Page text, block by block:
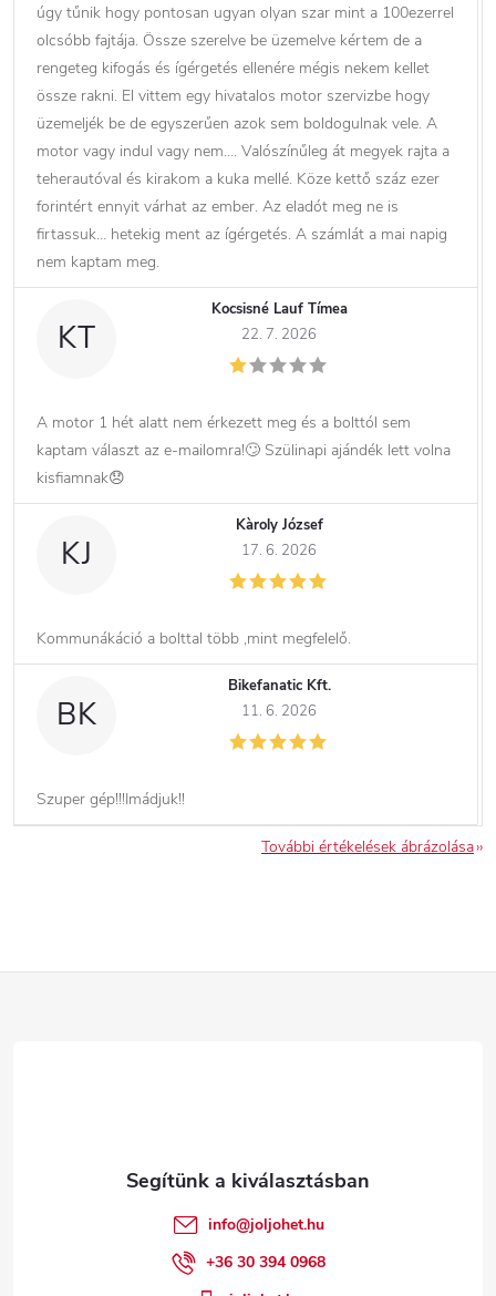
úgy tűnik hogy pontosan ugyan olyan szar mint a 100ezerrel
olcsóbb fajtája. Össze szerelve be üzemelve kértem de a
rengeteg kifogás és ígérgetés ellenére mégis nekem kellet
össze rakni. El vittem egy hivatalos motor szervizbe hogy
üzemeljék be de egyszerűen azok sem boldogulnak vele. A
motor vagy indul vagy nem…. Valószínűleg át megyek rajta a
teherautóval és kirakom a kuka mellé. Köze kettő száz ezer
forintért ennyit várhat az ember. Az eladót meg ne is
firtassuk… hetekig ment az ígérgetés. A számlát a mai napig
nem kaptam meg.
KT
Kocsisné Lauf Tímea
22. 7. 2026
A motor 1 hét alatt nem érkezett meg és a bolttól sem
kaptam választ az e-mailomra!🙄 Szülinapi ajándék lett volna
kisfiamnak😞
KJ
Kàroly József
17. 6. 2026
Kommunákáció a bolttal több ,mint megfelelő.
BK
Bikefanatic Kft.
11. 6. 2026
Szuper gép!!!Imádjuk!!
További értékelések ábrázolása
info@joljohet.hu
+36 30 394 0968